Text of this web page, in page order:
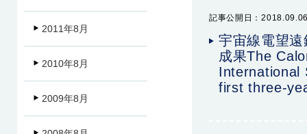
記事公開日：
宇宙線電望
成果The
International
first three-
2011年8月
2010年8月
2009年8月